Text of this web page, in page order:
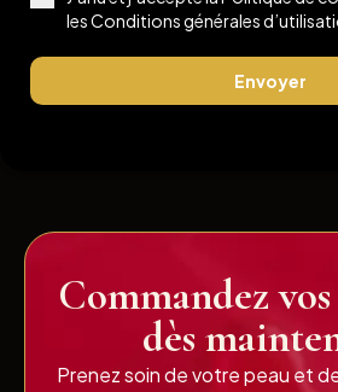
lesConditions générales
Envoyer
Commandez
dès
Prenez soin de votre peau et